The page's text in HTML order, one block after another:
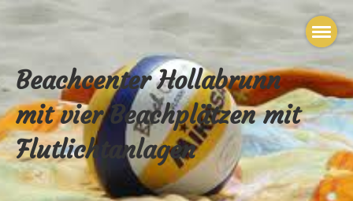
Beachcenter Hollabrunn
mit vier Beachplätzen mit
Flutlichtanlagen